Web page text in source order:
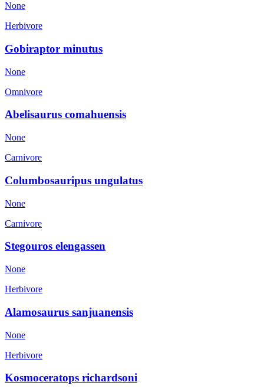
None
Herbivore
Gobiraptor minutus
None
Omnivore
Abelisaurus comahuensis
None
Carnivore
Columbosauripus ungulatus
None
Carnivore
Stegouros elengassen
None
Herbivore
Alamosaurus sanjuanensis
None
Herbivore
Kosmoceratops richardsoni